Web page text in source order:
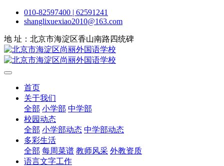
010-82597400 | 62591241
shanglixuexiao2010@163.com
地 址：北京市海淀区香山南路四统碑
首页
关于我们
全部 小学部 中学部
校园动态
全部 小学部动态 中学部动态
多彩生活
全部 每周菜谱 教师风采 外教资质
语言文字工作